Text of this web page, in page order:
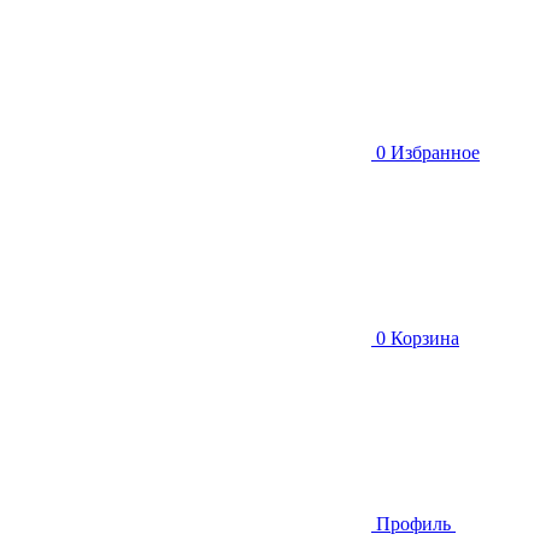
0 Избранное
0 Корзина
Профиль